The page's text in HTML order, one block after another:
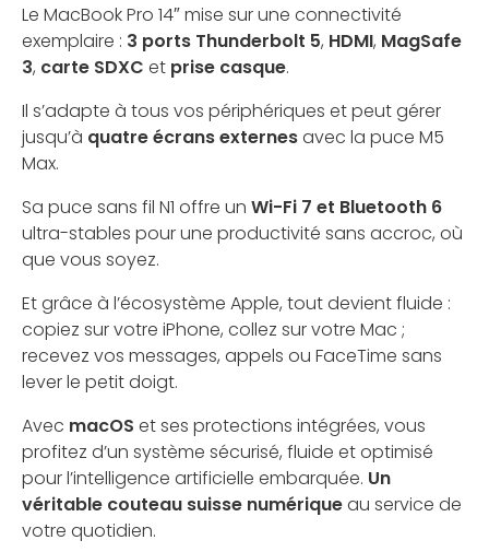
Le MacBook Pro 14″ mise sur une connectivité
exemplaire : 3 ports Thunderbolt 5, HDMI, MagSafe
3, carte SDXC et prise casque.
Il s’adapte à tous vos périphériques et peut gérer
jusqu’à quatre écrans externesavec la puce M5
Max.
Sa puce sans fil N1 offre un Wi-Fi 7 et Bluetooth 6
ultra-stables pour une productivité sans accroc, où
que vous soyez.
Et grâce à l’écosystème Apple, tout devient fluide :
copiez sur votre iPhone, collez sur votre Mac ;
recevez vos messages, appels ou FaceTime sans
lever le petit doigt.
Avec macOS et ses protections intégrées, vous
profitez d’un système sécurisé, fluide et optimisé
pour l’intelligence artificielle embarquée. Un
véritable couteau suisse numériqueau service de
votre quotidien.